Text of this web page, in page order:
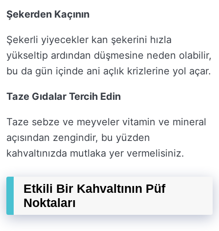
Şekerden Kaçının
Şekerli yiyecekler kan şekerini hızla
yükseltip ardından düşmesine neden olabilir,
bu da gün içinde ani açlık krizlerine yol açar.
Taze Gıdalar Tercih Edin
Taze sebze ve meyveler vitamin ve mineral
açısından zengindir, bu yüzden
kahvaltınızda mutlaka yer vermelisiniz.
Etkili Bir Kahvaltının Püf
Noktaları